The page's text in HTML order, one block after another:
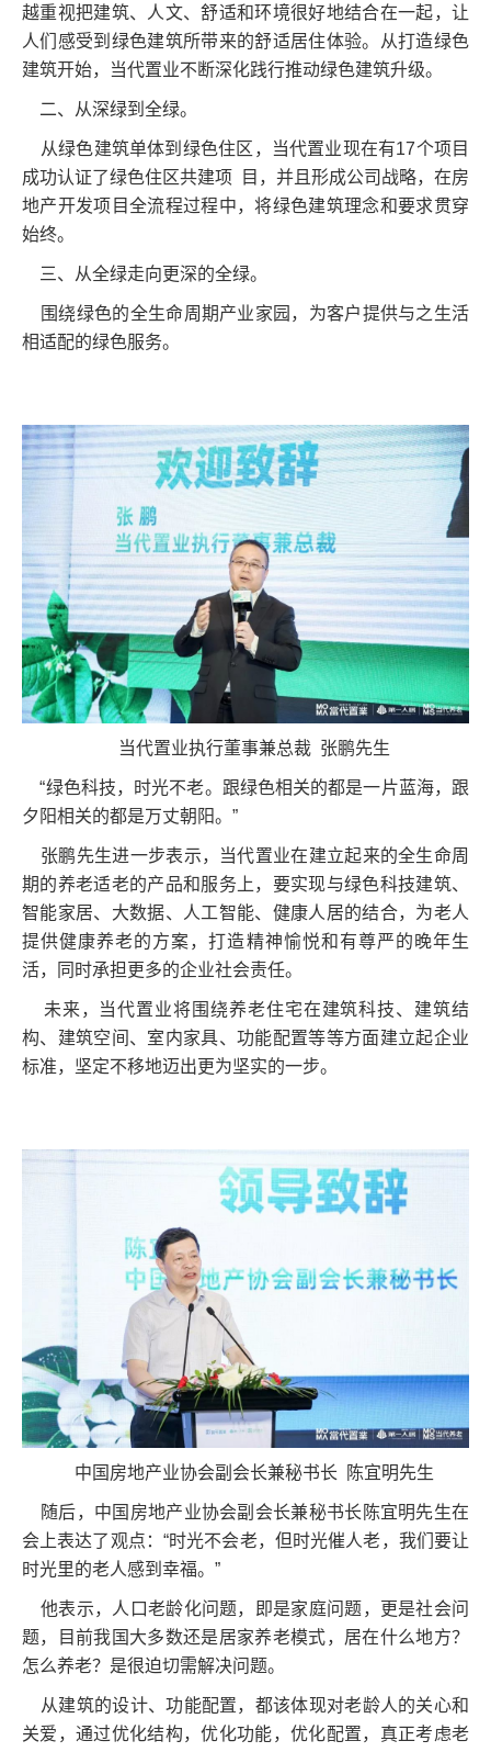
越重视把建筑、人文、舒适和环境很好地结合在一起，让
人们感受到绿色建筑所带来的舒适居住体验。从打造绿色
建筑开始，当代置业不断深化践行推动绿色建筑升级。
二、从深绿到全绿。
从绿色建筑单体到绿色住区，当代置业现在有17个项目
成功认证了绿色住区共建项 目，并且形成公司战略，在房
地产开发项目全流程过程中，将绿色建筑理念和要求贯穿
始终。
三、从全绿走向更深的全绿。
围绕绿色的全生命周期产业家园，为客户提供与之生活
相适配的绿色服务。
当代置业执行董事兼总裁 张鹏先生
“绿色科技，时光不老。跟绿色相关的都是一片蓝海，跟
夕阳相关的都是万丈朝阳。”
张鹏先生进一步表示，当代置业在建立起来的全生命周
期的养老适老的产品和服务上，要实现与绿色科技建筑、
智能家居、大数据、人工智能、健康人居的结合，为老人
提供健康养老的方案，打造精神愉悦和有尊严的晚年生
活，同时承担更多的企业社会责任。
未来，当代置业将围绕养老住宅在建筑科技、建筑结
构、建筑空间、室内家具、功能配置等等方面建立起企业
标准，坚定不移地迈出更为坚实的一步。
中国房地产业协会副会长兼秘书长 陈宜明先生
随后，中国房地产业协会副会长兼秘书长陈宜明先生在
会上表达了观点：“时光不会老，但时光催人老，我们要让
时光里的老人感到幸福。”
他表示，人口老龄化问题，即是家庭问题，更是社会问
题，目前我国大多数还是居家养老模式，居在什么地方？
怎么养老？是很迫切需解决问题。
从建筑的设计、功能配置，都该体现对老龄人的关心和
关爱，通过优化结构，优化功能，优化配置，真正考虑老